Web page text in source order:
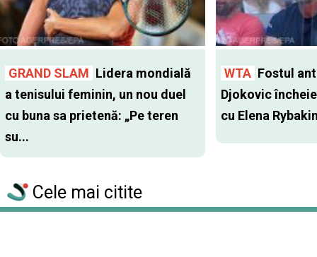
GRAND SLAM Lidera mondială
a tenisului feminin, un nou duel
cu buna sa prietenă: „Pe teren
su...
WTA Fostul
Djokovic
cu Elena
Cele mai citite